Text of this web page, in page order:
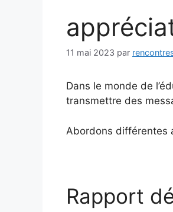
11 mai 2023 par
Dans le monde de
transmettre des
Abordons différentes
Rapport